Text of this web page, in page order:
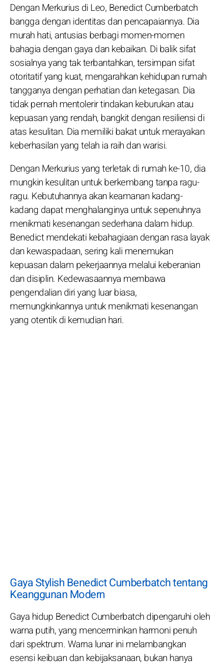
Dengan Merkurius di Leo, Benedict Cumberbatch
bangga dengan identitas dan pencapaiannya. Dia
murah hati, antusias berbagi momen-momen
bahagia dengan gaya dan kebaikan. Di balik sifat
sosialnya yang tak terbantahkan, tersimpan sifat
otoritatif yang kuat, mengarahkan kehidupan rumah
tangganya dengan perhatian dan ketegasan. Dia
tidak pernah mentolerir tindakan keburukan atau
kepuasan yang rendah, bangkit dengan resiliensi di
atas kesulitan. Dia memiliki bakat untuk merayakan
keberhasilan yang telah ia raih dan warisi.
Dengan Merkurius yang terletak di rumah ke-10, dia
mungkin kesulitan untuk berkembang tanpa ragu-
ragu. Kebutuhannya akan keamanan kadang-
kadang dapat menghalanginya untuk sepenuhnya
menikmati kesenangan sederhana dalam hidup.
Benedict mendekati kebahagiaan dengan rasa layak
dan kewaspadaan, sering kali menemukan
kepuasan dalam pekerjaannya melalui keberanian
dan disiplin. Kedewasaannya membawa
pengendalian diri yang luar biasa,
memungkinkannya untuk menikmati kesenangan
yang otentik di kemudian hari.
Gaya Stylish Benedict Cumberbatch tentang
Keanggunan Modern
Gaya hidup Benedict Cumberbatch dipengaruhi oleh
warna putih, yang mencerminkan harmoni penuh
dari spektrum. Warna lunar ini melambangkan
esensi keibuan dan kebijaksanaan, bukan hanya